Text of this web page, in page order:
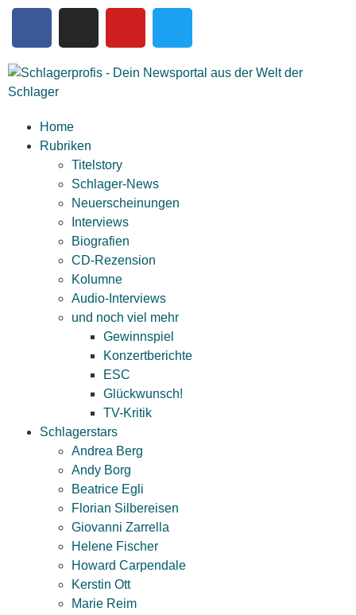
Home
Rubriken
Titelstory
Schlager-News
Neuerscheinungen
Interviews
Biografien
CD-Rezension
Kolumne
Audio-Interviews
und noch viel mehr
Gewinnspiel
Konzertberichte
ESC
Glückwunsch!
TV-Kritik
Schlagerstars
Andrea Berg
Andy Borg
Beatrice Egli
Florian Silbereisen
Giovanni Zarrella
Helene Fischer
Howard Carpendale
Kerstin Ott
Marie Reim